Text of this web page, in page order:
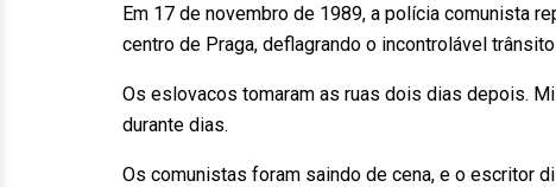
Em 17 de novembro de 1989, a polícia comunista
centro de Praga, deflagrando o incontrolável
Os eslovacos tomaram as ruas dois dias depois.
durante dias.
Os comunistas foram saindo de cena, e o escritor